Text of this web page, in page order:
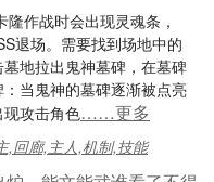
作战时会出现灵魂条，
退场。需要找到场地中的
地拉出鬼神墓碑，在墓碑
当鬼神的墓碑逐渐被点亮
攻击角色……更多
,回廊,主人,机制,技能